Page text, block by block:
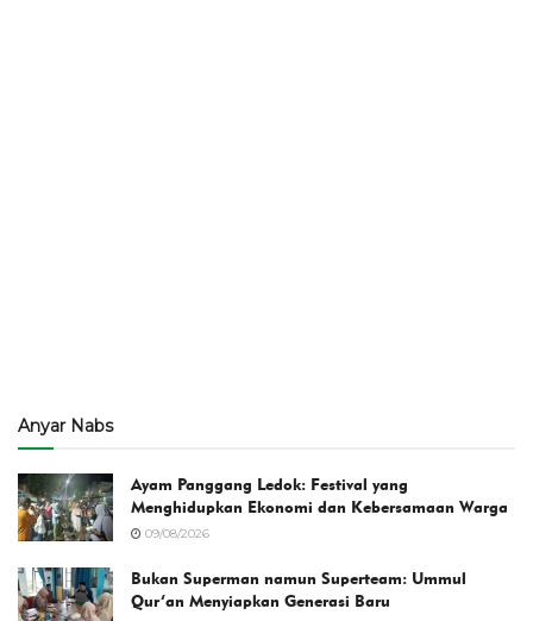
Anyar Nabs
Ayam Panggang Ledok: Festival yang
Menghidupkan Ekonomi dan Kebersamaan Warga
09/08/2026
Bukan Superman namun Superteam: Ummul
Qur’an Menyiapkan Generasi Baru